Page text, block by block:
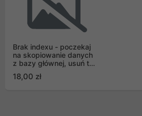
Brak indexu - poczekaj
na skopiowanie danych
z bazy głównej, usuń tą
właściwą
18,00 zł